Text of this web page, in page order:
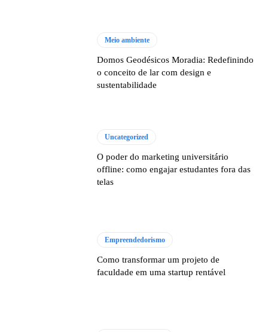
Meio ambiente
Domos Geodésicos Moradia: Redefinindo
o conceito de lar com design e
sustentabilidade
Uncategorized
O poder do marketing universitário
offline: como engajar estudantes fora das
telas
Empreendedorismo
Como transformar um projeto de
faculdade em uma startup rentável